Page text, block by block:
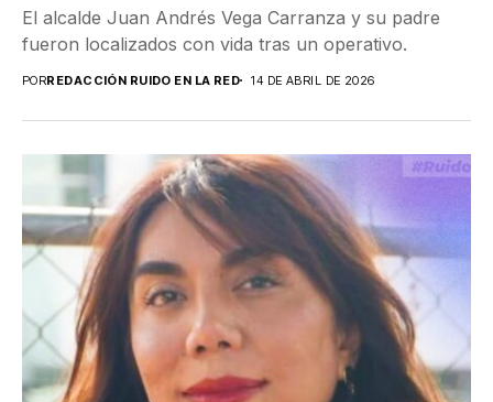
El alcalde Juan Andrés Vega Carranza y su padre
fueron localizados con vida tras un operativo.
PORREDACCIÓN RUIDO EN LA RED 14 DE ABRIL DE 2026